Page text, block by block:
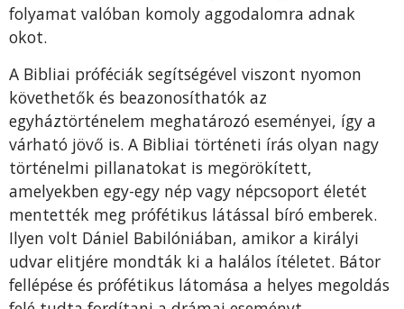
folyamat valóban komoly aggodalomra adnak
okot.
A Bibliai próféciák segítségével viszont nyomon
követhetők és beazonosíthatók az
egyháztörténelem meghatározó eseményei, így a
várható jövő is. A Bibliai történeti írás olyan nagy
történelmi pillanatokat is megörökített,
amelyekben egy-egy nép vagy népcsoport életét
mentették meg prófétikus látással bíró emberek.
Ilyen volt Dániel Babilóniában, amikor a királyi
udvar elitjére mondták ki a halálos ítéletet. Bátor
fellépése és prófétikus látomása a helyes megoldás